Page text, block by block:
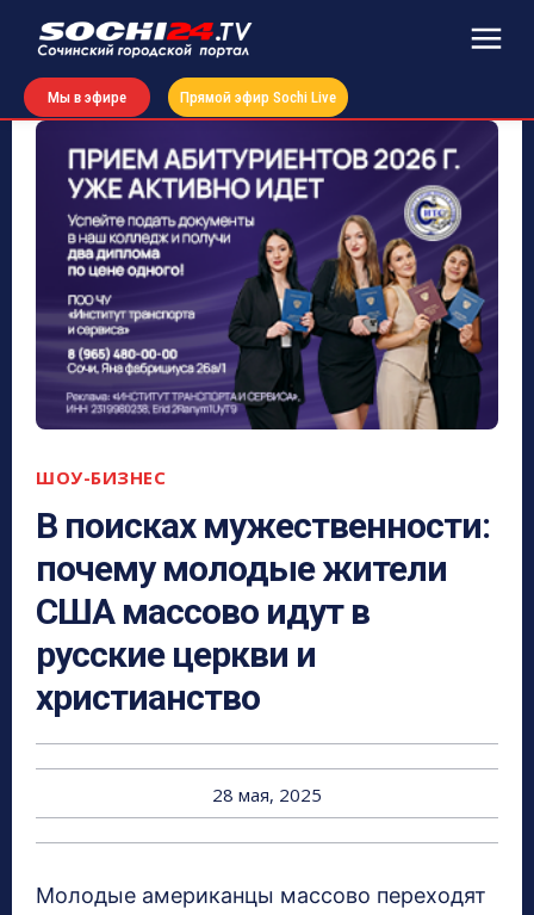
Мы в эфире Прямой эфир Sochi Live
ШОУ-БИЗНЕС
В поисках мужественности:
почему молодые жители
США массово идут в
русские церкви и
христианство
28 мая, 2025
Молодые американцы массово переходят